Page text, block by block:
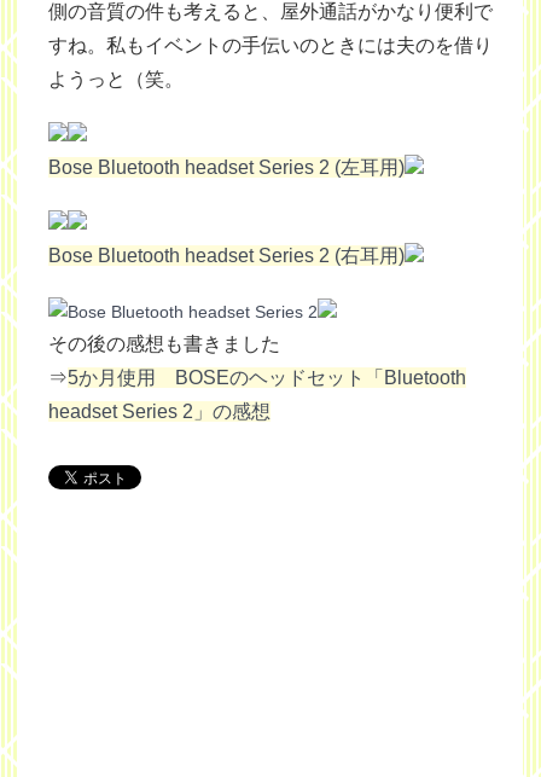
側の音質の件も考えると、屋外通話がかなり便利で
すね。私もイベントの手伝いのときには夫のを借り
ようっと（笑。
Bose Bluetooth headset Series 2 (左耳用)
Bose Bluetooth headset Series 2 (右耳用)
その後の感想も書きました
⇒5か月使用 BOSEのヘッドセット「Bluetooth
headset Series 2」の感想